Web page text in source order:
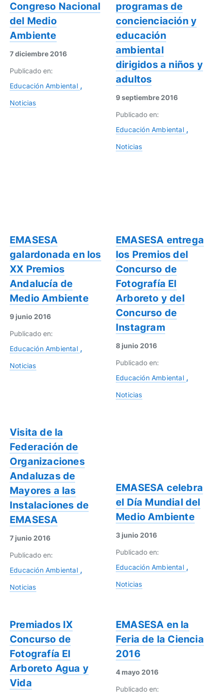
Congreso Nacional
del Medio
Ambiente
7 diciembre 2016
Publicado en:
Educación Ambiental
Noticias
programas de
concienciación y
educación
ambiental
dirigidos a niños y
adultos
9 septiembre 2016
Publicado en:
Educación Ambiental
Noticias
EMASESA
galardonada en los
XX Premios
Andalucía de
Medio Ambiente
9 junio 2016
Publicado en:
Educación Ambiental
Noticias
EMASESA entrega
los Premios del
Concurso de
Fotografía El
Arboreto y del
Concurso de
Instagram
8 junio 2016
Publicado en:
Educación Ambiental
Noticias
Visita de la
Federación de
Organizaciones
Andaluzas de
Mayores a las
Instalaciones de
EMASESA
7 junio 2016
Publicado en:
Educación Ambiental
Noticias
EMASESA celebra
el Día Mundial del
Medio Ambiente
3 junio 2016
Publicado en:
Educación Ambiental
Noticias
Premiados IX
Concurso de
Fotografía El
Arboreto Agua y
Vida
EMASESA en la
Feria de la Ciencia
2016
4 mayo 2016
Publicado en: